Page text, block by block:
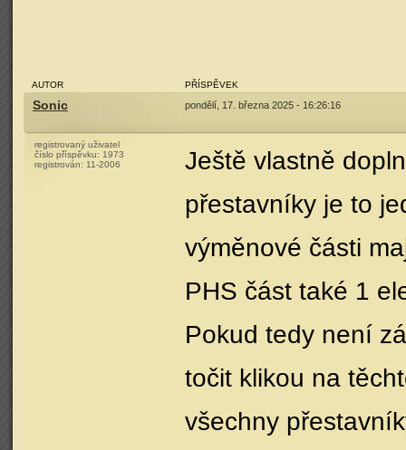
AUTOR PŘÍSPĚVEK
Sonic pondělí, 17. března 2025 - 16:26:16
registrovaný uživatel
číslo příspěvku: 1973
registrován: 11-2006
Ještě vlastně
přestavníky je to
výměnové části
PHS část také 1
Pokud tedy není
točit klikou na
všechny